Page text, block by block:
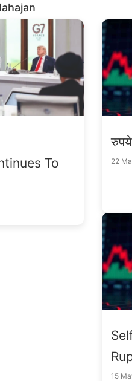
To
22
15